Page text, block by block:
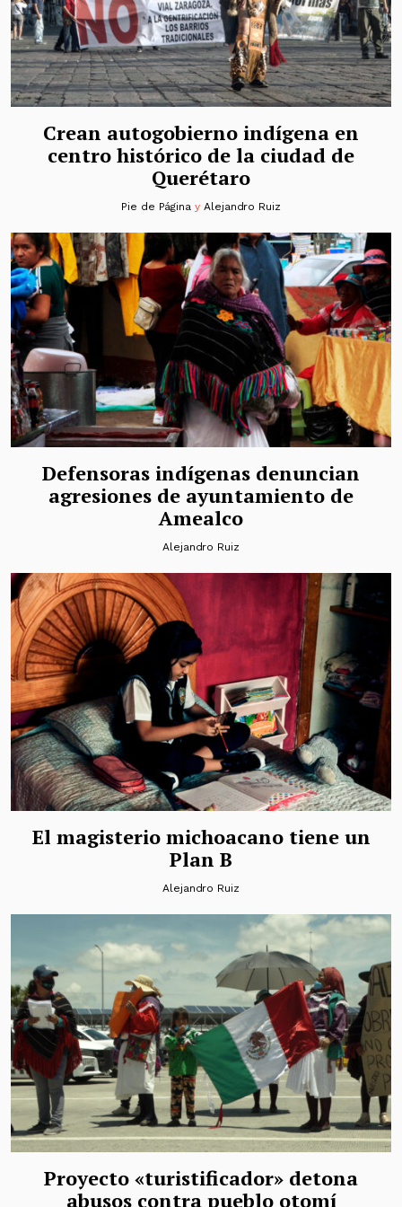
Crean autogobierno indígena en
centro histórico de la ciudad de
Querétaro
Pie de Página y Alejandro Ruiz
Defensoras indígenas denuncian
agresiones de ayuntamiento de
Amealco
Alejandro Ruiz
El magisterio michoacano tiene un
Plan B
Alejandro Ruiz
Proyecto «turistificador» detona
abusos contra pueblo otomí